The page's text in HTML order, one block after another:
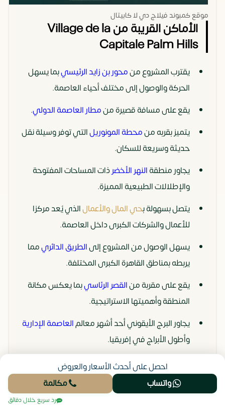
موقع كمبوند فيلاج دي لا كابيتال
الأماكن القريبة من Village de la
Capitale Palm Hills
يقترب المشروع منمحور بن زايد الرئيسيبما يسهل
الحركة والوصول إلى مختلف أحياء العاصمة.
يقع على مسافة قصيرة منمطار العاصمة الدولي.
يتميز بقربه منمحطة المونوريلالتي توفر وسيلة نقل
حديثة وسريعة للسكان.
يجاور منطقةالنهر الأخضرذات المساحات المفتوحة
والإطلالات الطبيعية المميزة.
يتصل بسهولة بحي المال والأعمالالذي يُعد مركزا
للأعمال والشركات الكبرى داخل العاصمة.
يسهل الوصول من المشروع إلىالطريق الدائريمما
يربطه بمناطق القاهرة الكبرى المختلفة.
يقع على مقربة منالقصر الرئاسيبما يعكس مكانة
المنطقة وأهميتها الاستراتيجية.
يجاور البرج الأيقوني أحد أشهر معالمالعاصمة الإدارية
وأطول الأبراج في إفريقيا.
التصميم والتخطيط العمراني
لكمبوند Village de la Capitale
احصل على أحدث الأسعار والعروض
واتساب
مكالمة
رد سريع خلال دقائق